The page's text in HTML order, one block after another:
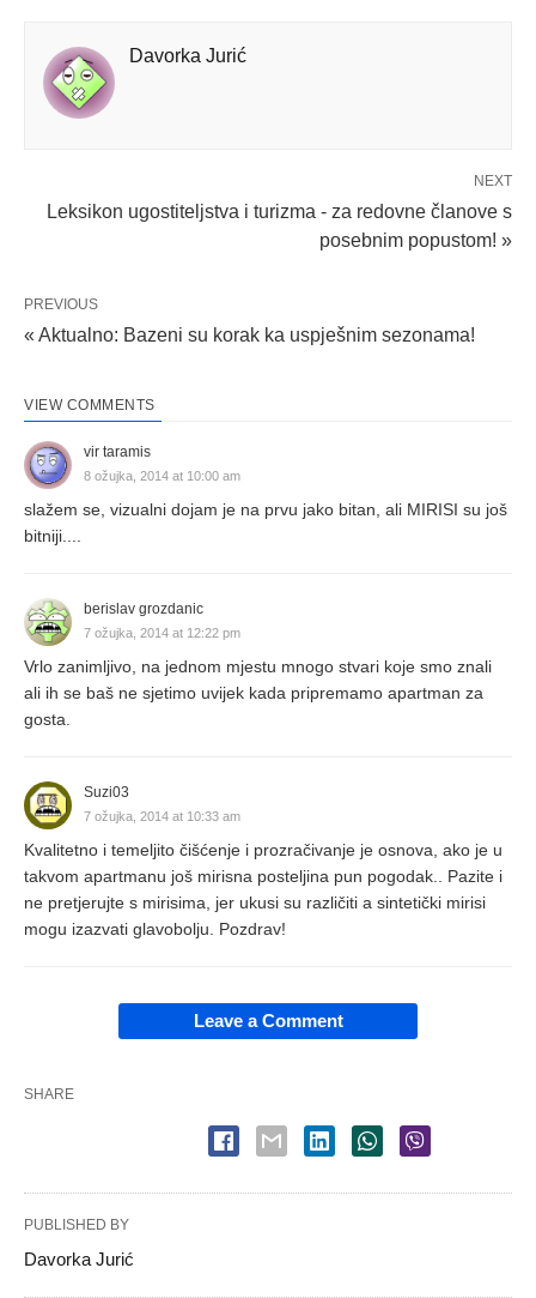
Davorka Jurić
NEXT
Leksikon ugostiteljstva i turizma - za redovne članove s
posebnim popustom! »
PREVIOUS
« Aktualno: Bazeni su korak ka uspješnim sezonama!
VIEW COMMENTS
vir taramis
8 ožujka, 2014 at 10:00 am
slažem se, vizualni dojam je na prvu jako bitan, ali MIRISI su još
bitniji....
berislav grozdanic
7 ožujka, 2014 at 12:22 pm
Vrlo zanimljivo, na jednom mjestu mnogo stvari koje smo znali
ali ih se baš ne sjetimo uvijek kada pripremamo apartman za
gosta.
Suzi03
7 ožujka, 2014 at 10:33 am
Kvalitetno i temeljito čišćenje i prozračivanje je osnova, ako je u
takvom apartmanu još mirisna posteljina pun pogodak.. Pazite i
ne pretjerujte s mirisima, jer ukusi su različiti a sintetički mirisi
mogu izazvati glavobolju. Pozdrav!
Leave a Comment
SHARE
PUBLISHED BY
Davorka Jurić